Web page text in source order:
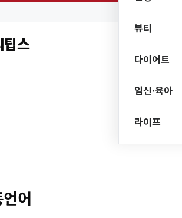
팁스
뷰티
다이어트
임신·육아
라이프
어